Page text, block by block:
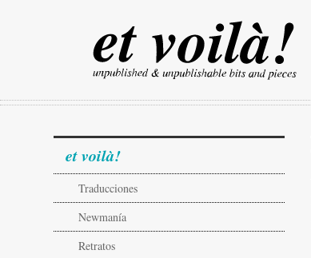
et voilà!
Traducciones
Newmanía
Retratos